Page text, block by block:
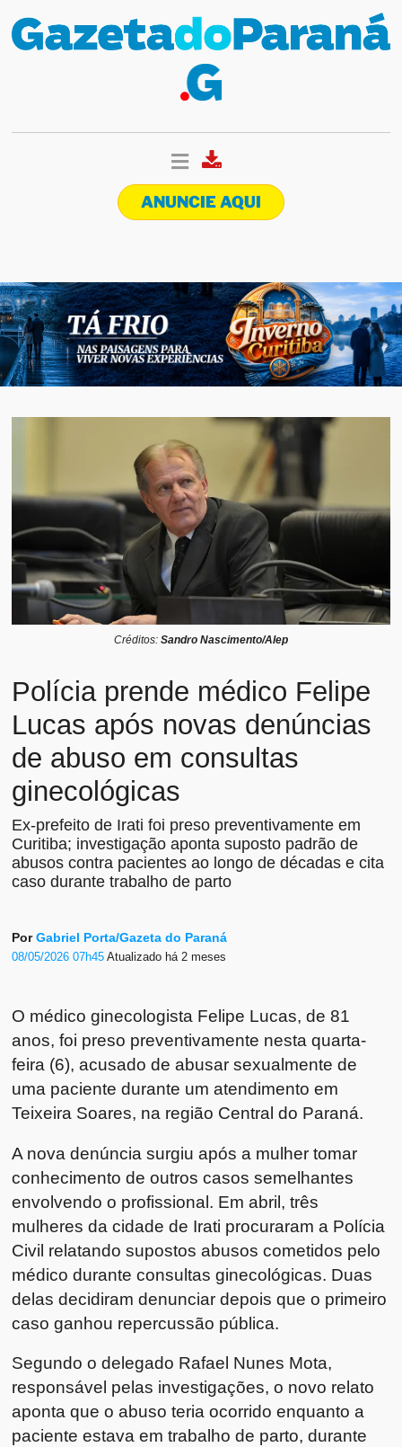
ANUNCIE AQUI
Créditos: Sandro Nascimento/Alep
Polícia prende médico Felipe
Lucas após novas denúncias
de abuso em consultas
ginecológicas
Ex-prefeito de Irati foi preso preventivamente em
Curitiba; investigação aponta suposto padrão de
abusos contra pacientes ao longo de décadas e cita
caso durante trabalho de parto
PorGabriel Porta/Gazeta do Paraná
08/05/2026 07h45Atualizado há 2 meses
O médico ginecologista Felipe Lucas, de 81
anos, foi preso preventivamente nesta quarta-
feira (6), acusado de abusar sexualmente de
uma paciente durante um atendimento em
Teixeira Soares, na região Central do Paraná.
A nova denúncia surgiu após a mulher tomar
conhecimento de outros casos semelhantes
envolvendo o profissional. Em abril, três
mulheres da cidade de Irati procuraram a Polícia
Civil relatando supostos abusos cometidos pelo
médico durante consultas ginecológicas. Duas
delas decidiram denunciar depois que o primeiro
caso ganhou repercussão pública.
Segundo o delegado Rafael Nunes Mota,
responsável pelas investigações, o novo relato
aponta que o abuso teria ocorrido enquanto a
paciente estava em trabalho de parto, durante